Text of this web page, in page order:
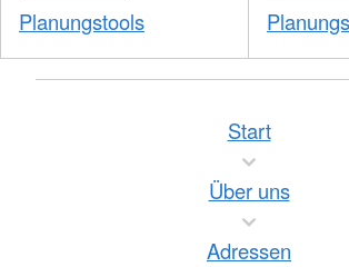
Planungstools
Start
Über uns
Adressen